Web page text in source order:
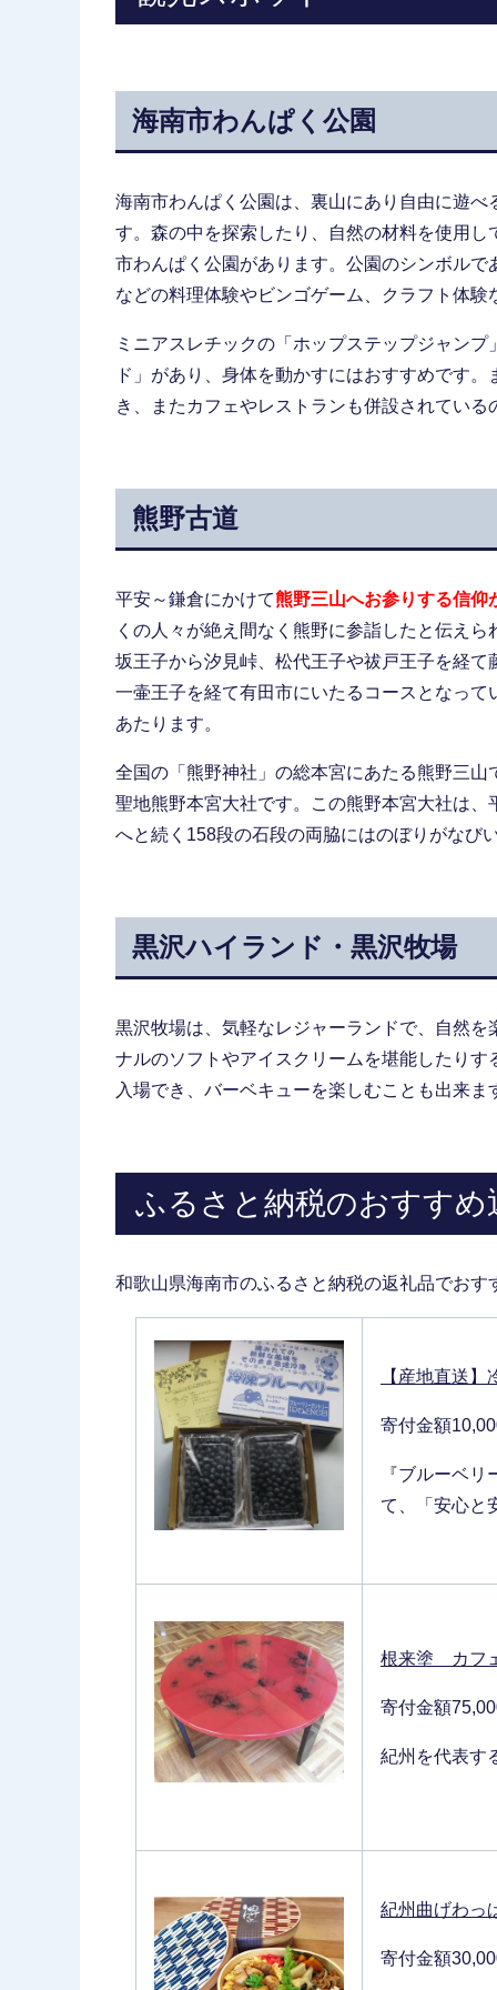
海南市わんぱく公園
海南市わんぱく公園は、裏山にあり自由に遊
す。森の中を探索したり、自然の材料を使用
市わんぱく公園があります。公園のシンボル
などの料理体験やビンゴゲーム、クラフト体験
ミニアスレチックの「ホップステップジャン
ド」があり、身体を動かすにはおすすめです
き、またカフェやレストランも併設されている
熊野古道
平安～鎌倉にかけて熊野三山へお参りする信仰
くの人々が絶え間なく熊野に参詣したと伝え
坂王子から汐見峠、松代王子や祓戸王子を経て
一壷王子を経て有田市にいたるコースとなっ
あたります。
全国の「熊野神社」の総本宮にあたる熊野三山
聖地熊野本宮大社です。この熊野本宮大社は
へと続く158段の石段の両脇にはのぼりがなび
黒沢ハイランド・黒沢牧場
黒沢牧場は、気軽なレジャーランドで、自然
ナルのソフトやアイスクリームを堪能したり
入場でき、バーベキューを楽しむことも出来ま
ふるさと納税のおすすめ
和歌山県海南市のふるさと納税の返礼品でおす
【産地直送
寄付金額
『ブルーベ
て、「安心と
根来塗 カフ
寄付金額
紀州を代表す
紀州曲げわっ
寄付金額